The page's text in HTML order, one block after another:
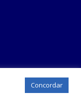
Concordar